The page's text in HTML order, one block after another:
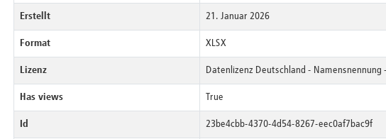
Erstellt 21. Januar 2026
Format XLSX
Lizenz Datenlizenz Deutschland - Namensnennung
Has views True
Id 23be4cbb-4370-4d54-8267-eec0af7bac9f